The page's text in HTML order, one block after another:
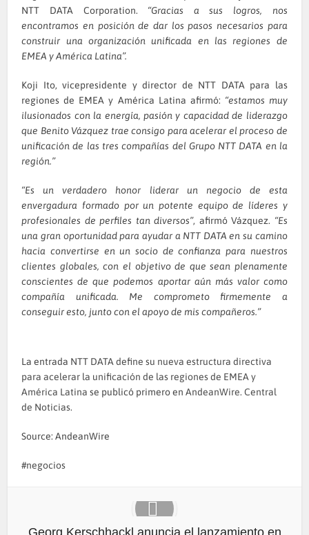
NTT DATA Corporation. “Gracias a sus logros, nos
encontramos en posición de dar los pasos necesarios para
construir una organización unificada en las regiones de
EMEA y América Latina”.
Koji Ito, vicepresidente y director de NTT DATA para las
regiones de EMEA y América Latina afirmó: “estamos muy
ilusionados con la energía, pasión y capacidad de liderazgo
que Benito Vázquez trae consigo para acelerar el proceso de
unificación de las tres compañías del Grupo NTT DATA en la
región.”
“Es un verdadero honor liderar un negocio de esta
envergadura formado por un potente equipo de líderes y
profesionales de perfiles tan diversos”, afirmó Vázquez. “Es
una gran oportunidad para ayudar a NTT DATA en su camino
hacia convertirse en un socio de confianza para nuestros
clientes globales, con el objetivo de que sean plenamente
conscientes de que podemos aportar aún más valor como
compañía unificada. Me comprometo firmemente a
conseguir esto, junto con el apoyo de mis compañeros.”
La entrada NTT DATA define su nueva estructura directiva
para acelerar la unificación de las regiones de EMEA y
América Latina se publicó primero enAndeanWire. Central
de Noticias.
Source: AndeanWire
negocios
Georg Kerschhackl anuncia el lanzamiento en